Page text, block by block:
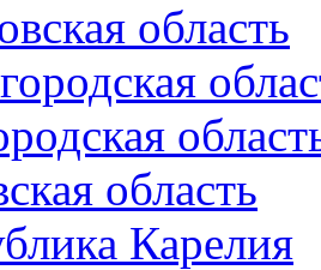
область
область
Карелия